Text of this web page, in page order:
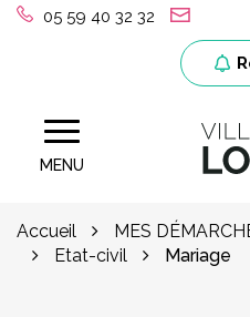
Gestion des traceurs
05 59 40 32 32
MENU Site officiel
Accueil MES
Etat-civil
Mariage